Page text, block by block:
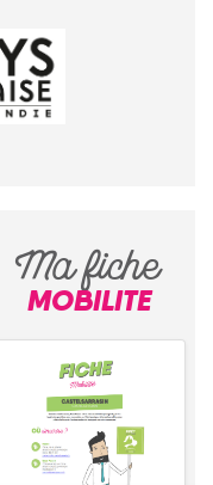
Ma fiche
MOBILITE